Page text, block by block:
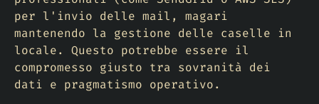
per l'invio delle mail, magari
mantenendo la gestione delle caselle in
locale. Questo potrebbe essere il
compromesso giusto tra sovranità dei
dati e pragmatismo operativo.